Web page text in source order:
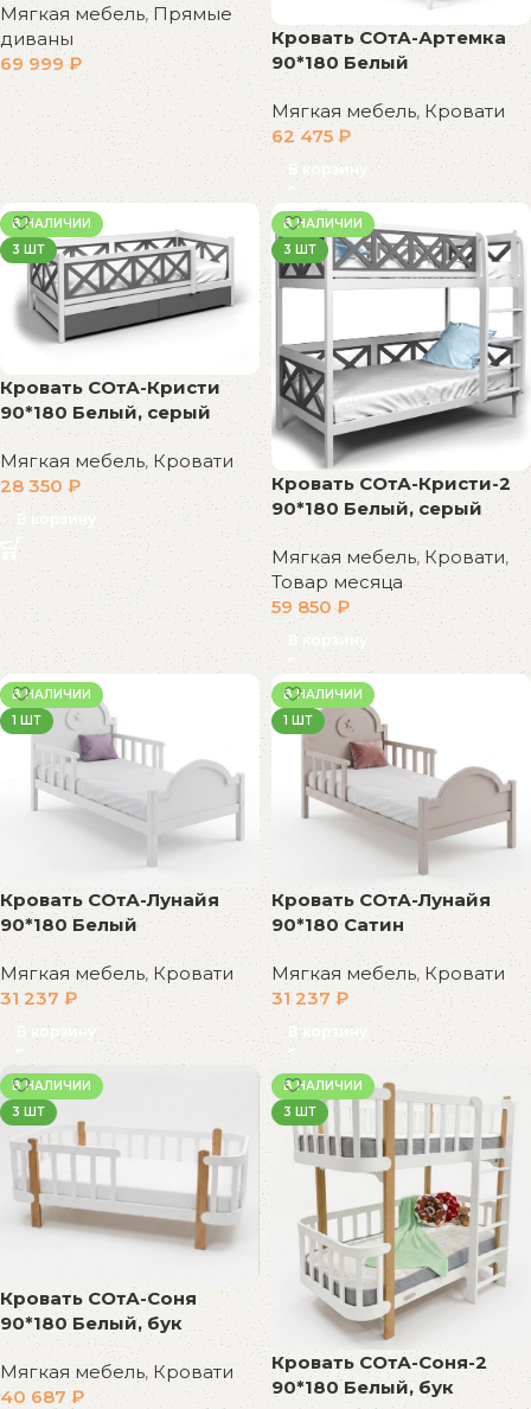
Мягкая мебель,Прямые
диваны
69 999₽
Кровать СОтА-Артемка
90*180 Белый
Мягкая мебель, Кровати
62 475₽
В корзину
В НАЛИЧИИ
3 ШТ
Кровать СОтА-Кристи
90*180 Белый, серый
Мягкая мебель,Кровати
28 350 ₽
В корзину
В НАЛИЧИИ
3 ШТ
Кровать СОтА-Кристи-2
90*180 Белый, серый
Мягкая мебель, Кровати,
Товар месяца
59 850₽
В корзину
В НАЛИЧИИ
1 ШТ
Кровать СОтА-Лунайя
90*180 Белый
Мягкая мебель, Кровати
31 237 ₽
В корзину
В НАЛИЧИИ
1 ШТ
Кровать СОтА-Лунайя
90*180 Сатин
Мягкая мебель, Кровати
31 237 ₽
В корзину
В НАЛИЧИИ
3 ШТ
Кровать СОтА-Соня
90*180 Белый, бук
Мягкая мебель,Кровати
40 687 ₽
В НАЛИЧИИ
3 ШТ
Кровать СОтА-Соня-2
90*180 Белый, бук